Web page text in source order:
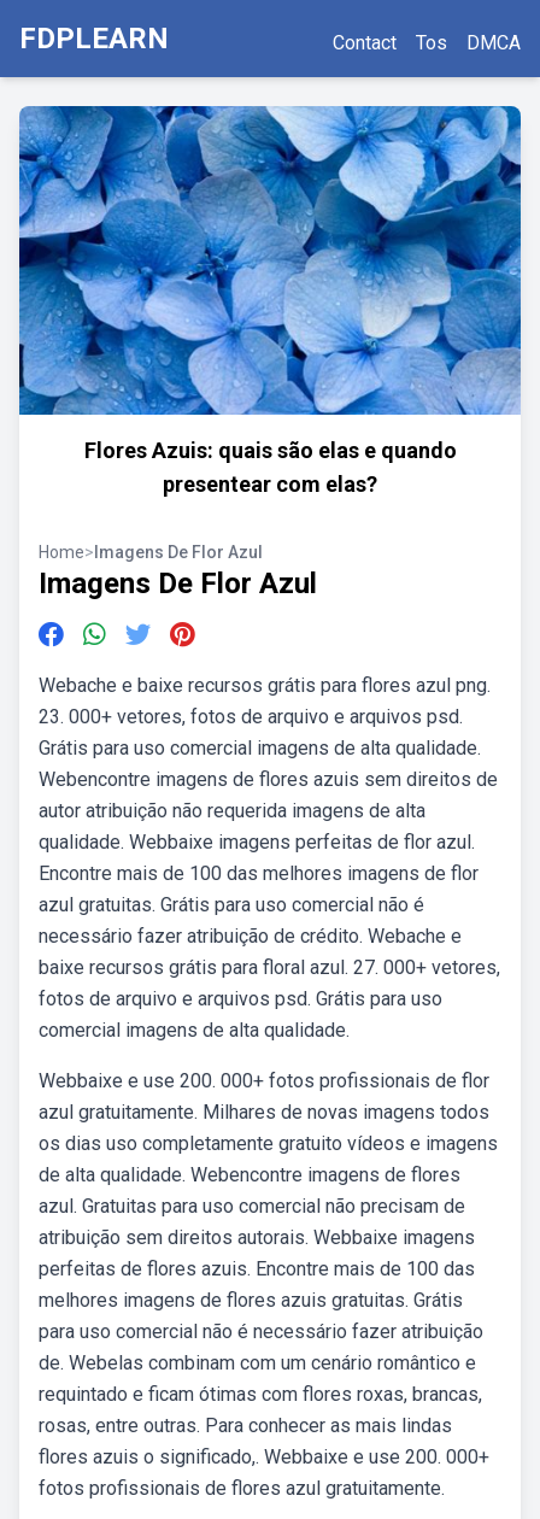
FDPLEARN Contact Tos DMCA
Flores Azuis: quais são elas e quando
presentear com elas?
Home> Imagens De Flor Azul
Imagens De Flor Azul
Webache e baixe recursos grátis para flores azul png.
23. 000+ vetores, fotos de arquivo e arquivos psd.
Grátis para uso comercial imagens de alta qualidade.
Webencontre imagens de flores azuis sem direitos de
autor atribuição não requerida imagens de alta
qualidade. Webbaixe imagens perfeitas de flor azul.
Encontre mais de 100 das melhores imagens de flor
azul gratuitas. Grátis para uso comercial não é
necessário fazer atribuição de crédito. Webache e
baixe recursos grátis para floral azul. 27. 000+ vetores,
fotos de arquivo e arquivos psd. Grátis para uso
comercial imagens de alta qualidade.
Webbaixe e use 200. 000+ fotos profissionais de flor
azul gratuitamente. Milhares de novas imagens todos
os dias uso completamente gratuito vídeos e imagens
de alta qualidade. Webencontre imagens de flores
azul. Gratuitas para uso comercial não precisam de
atribuição sem direitos autorais. Webbaixe imagens
perfeitas de flores azuis. Encontre mais de 100 das
melhores imagens de flores azuis gratuitas. Grátis
para uso comercial não é necessário fazer atribuição
de. Webelas combinam com um cenário romântico e
requintado e ficam ótimas com flores roxas, brancas,
rosas, entre outras. Para conhecer as mais lindas
flores azuis o significado,. Webbaixe e use 200. 000+
fotos profissionais de flores azul gratuitamente.